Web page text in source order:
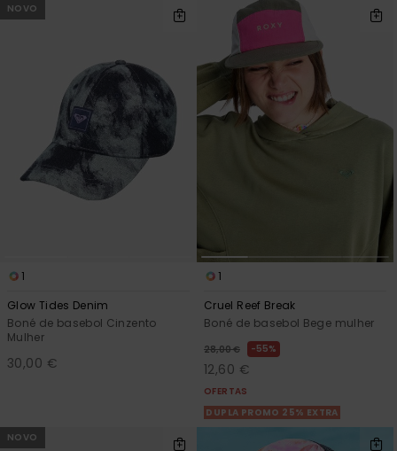
NOVO
1
Glow Tides Denim
Boné de basebol Cinzento
Mulher
30,00 €
1
Cruel Reef Break
Boné de basebol Bege mulher
28,00 € 55%
12,60 €
OFERTAS
DUPLA PROMO 25% EXTRA
NOVO